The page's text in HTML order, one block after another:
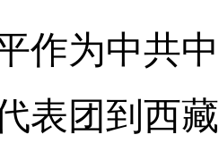
作为中共
表团到西